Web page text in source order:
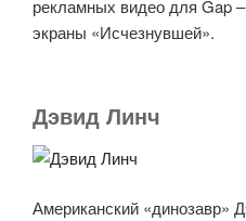
рекламных видео для Gap
экраны «Исчезнувшей».
Дэвид Линч
Американский «динозавр»